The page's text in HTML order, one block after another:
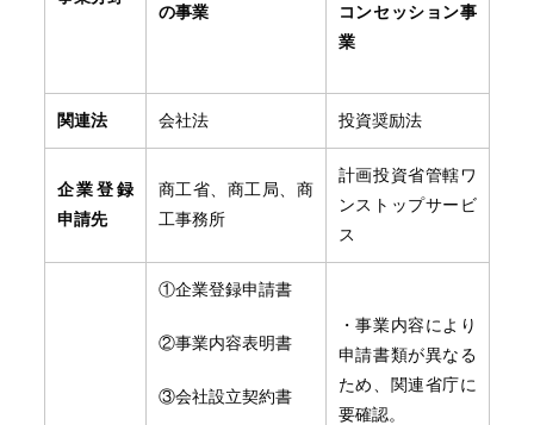
の事業
コンセッション事
業
関連法 会社法 投資奨励法
企業登録
申請先
商工省、商工局、商
工事務所
計画投資省管轄ワ
ンストップサービ
ス
①企業登録申請書
②事業内容表明書
③会社設立契約書
・事業内容により
申請書類が異なる
ため、関連省庁に
要確認。